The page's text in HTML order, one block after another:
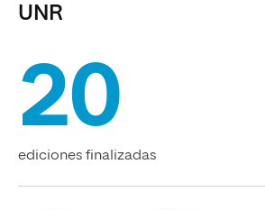
UNR
20
ediciones finalizadas